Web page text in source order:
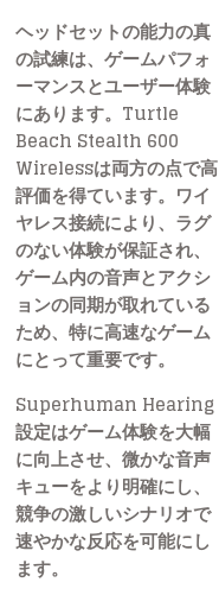
ヘッドセットの能力の真
の試練は、ゲームパフォ
ーマンスとユーザー体験
にあります。Turtle
Beach Stealth 600
Wirelessは両方の点で高
評価を得ています。ワイ
ヤレス接続により、ラグ
のない体験が保証され、
ゲーム内の音声とアクシ
ョンの同期が取れている
ため、特に高速なゲーム
にとって重要です。
Superhuman Hearing
設定はゲーム体験を大幅
に向上させ、微かな音声
キューをより明確にし、
競争の激しいシナリオで
速やかな反応を可能にし
ます。